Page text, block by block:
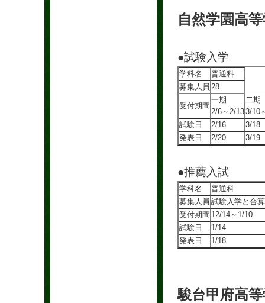
自然学園高
●試験入学
学科名
普通科
募集人員 28
受付期間
一期
2/6～2/13
二期
3/10
試験日
2/16
3/18
発表日
2/20 3/19
●推薦入試
学科名
普通科
募集人員 試験入学と合算
受付期間 12/14～1/10
試験日
1/14
発表日
1/18
駿台甲府高